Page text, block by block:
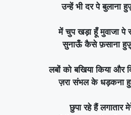
उन्हें भी दर पे बुलाना
में चुप खड़ा हूँ मुवाजा पे
सुनाऊँ कैसे फ़साना
लबों को बखिया किया और
ज़रा संभल के धड़कना
छुपा रहे हैं लगातार